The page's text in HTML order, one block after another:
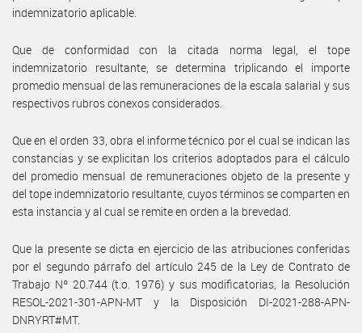
indemnizatorio aplicable.
Que de conformidad con la citada norma legal, el tope
indemnizatorio resultante, se determina triplicando el importe
promedio mensual de las remuneraciones de la escala salarial y sus
respectivos rubros conexos considerados.
Que en el orden 33, obra el informe técnico por el cual se indican las
constancias y se explicitan los criterios adoptados para el cálculo
del promedio mensual de remuneraciones objeto de la presente y
del tope indemnizatorio resultante, cuyos términos se comparten en
esta instancia y al cual se remite en orden a la brevedad.
Que la presente se dicta en ejercicio de las atribuciones conferidas
por el segundo párrafo del artículo 245 de la Ley de Contrato de
Trabajo Nº 20.744 (t.o. 1976) y sus modificatorias, la Resolución
RESOL-2021-301-APN-MT y la Disposición DI-2021-288-APN-
DNRYRT#MT.